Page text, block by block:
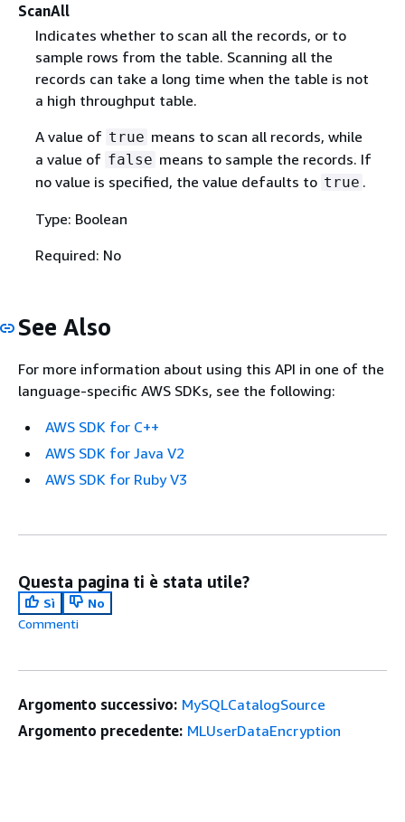
ScanAll
Indicates whether to scan all the records, or to
sample rows from the table. Scanning all the
records can take a long time when the table is not
a high throughput table.
A value of true means to scan all records, while
a value of false means to sample the records. If
no value is specified, the value defaults to true .
Type: Boolean
Required: No
See Also
For more information about using this API in one of the
language-specific AWS SDKs, see the following:
AWS SDK for C++
AWS SDK for Java V2
AWS SDK for Ruby V3
Questa pagina ti è stata utile?
Sì
No
Commenti
Argomento successivo: MySQLCatalogSource
Argomento precedente: MLUserDataEncryption